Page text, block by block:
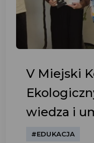
V Miejski
wiedza i
#EDUKACJA